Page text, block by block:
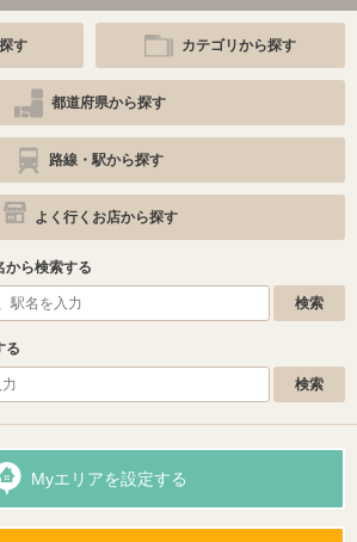
す カテゴリから探す
都道府県から探す
路線・駅から探す
よく行くお店から探す
から検索する
る
Myエリアを設定する